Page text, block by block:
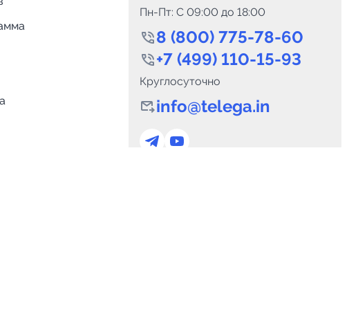
Пн-Пт: C 09:00 до 18:00
8 (800) 775-78-60
+7 (499) 110-15-93
Круглосуточно
info@telega.in